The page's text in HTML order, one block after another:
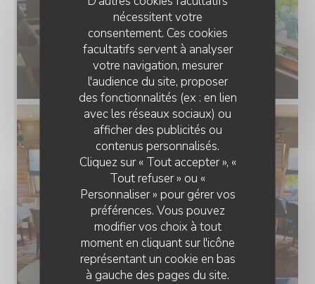
nécessitent votre
consentement. Ces cookies
facultatifs servent à analyser
votre navigation, mesurer
l'audience du site, proposer
des fonctionnalités (ex : en lien
avec les réseaux sociaux) ou
afficher des publicités ou
contenus personnalisés.
Cliquez sur « Tout accepter », «
Tout refuser » ou «
Personnaliser » pour gérer vos
préférences. Vous pouvez
modifier vos choix à tout
moment en cliquant sur l'icône
représentant un cookie en bas
à gauche des pages du site.
O'CHAROLAIS